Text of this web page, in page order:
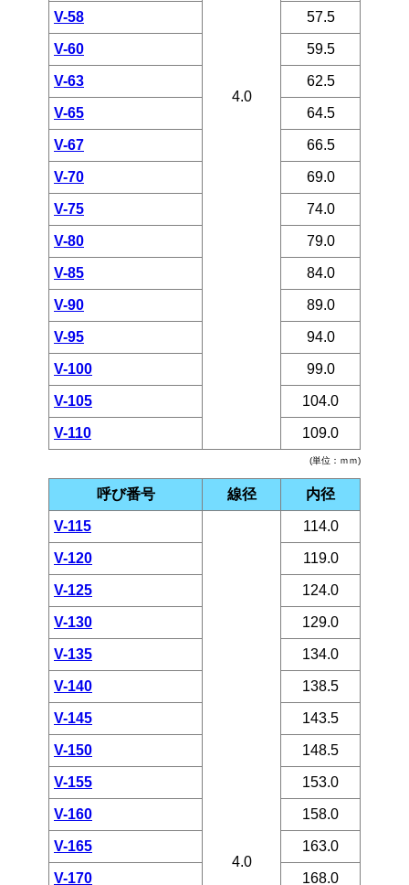
(単位：ｍｍ)
4.0
V-58 57.5
V-60 59.5
V-63 62.5
V-65 64.5
V-67 66.5
V-70 69.0
V-75 74.0
V-80 79.0
V-85 84.0
V-90 89.0
V-95 94.0
V-100 99.0
V-105 104.0
V-110 109.0
呼び番号 線径 内径
V-115
4.0
114.0
V-120 119.0
V-125 124.0
V-130 129.0
V-135 134.0
V-140 138.5
V-145 143.5
V-150 148.5
V-155 153.0
V-160 158.0
V-165 163.0
V-170 168.0